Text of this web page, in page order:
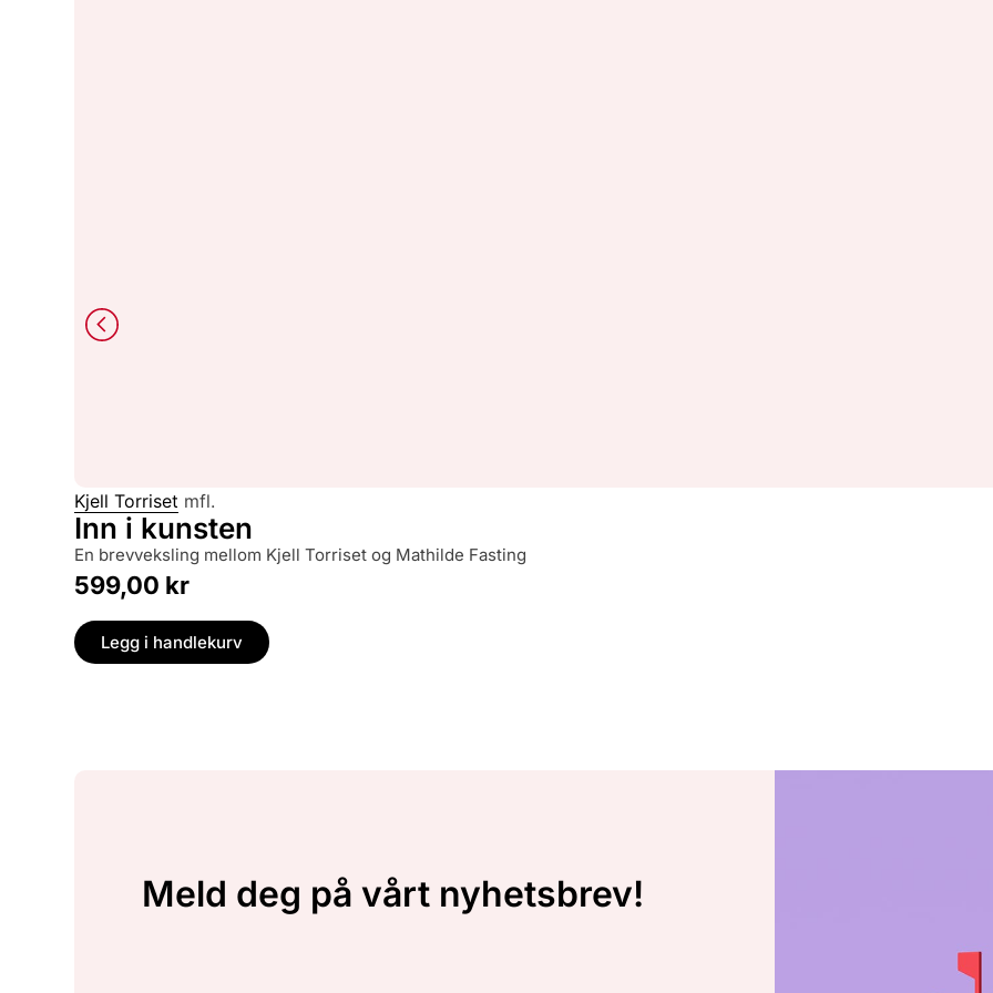
Kjell Torriset mfl.
Inn i kunsten
en brevveksling mellom Kjell Torriset og Mathilde Fasting
599,00 kr
Legg i handlekurv
Meld deg på vårt nyhetsbrev!